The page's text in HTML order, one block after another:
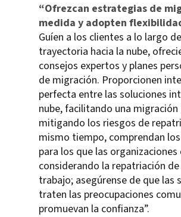
“Ofrezcan estrategias de
medida y adopten
Guíen a los clientes a lo largo
trayectoria hacia la nube,
consejos expertos y planes
de migración. Proporcionen
perfecta entre las soluciones
nube, facilitando una
mitigando los riesgos de
mismo tiempo, comprendan
para los que las organizaciones
considerando la repatriación
trabajo; asegúrense de que las
traten las preocupaciones
promuevan la confianza”.